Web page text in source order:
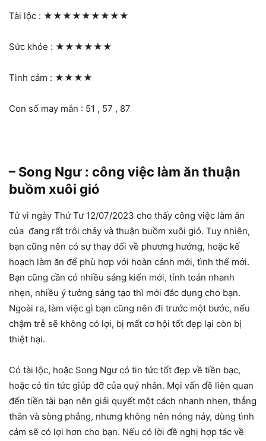
Tài lộc : ★★★★★★★★★
Sức khỏe : ★★★★★★
Tình cảm : ★★★★
Con số may mắn : 51 , 57 , 87
– Song Ngư : công việc làm ăn thuận
buồm xuôi gió
Tử vi ngày Thứ Tư 12/07/2023 cho thấy công việc làm ăn
của đang rất trôi chảy và thuận buồm xuôi gió. Tuy nhiên,
bạn cũng nên có sự thay đổi về phương hướng, hoặc kế
hoạch làm ăn để phù hợp với hoàn cảnh mới, tình thế mới.
Bạn cũng cần có nhiều sáng kiến mới, tính toán nhanh
nhẹn, nhiều ý tưởng sáng tạo thì mới đắc dụng cho bạn.
Ngoài ra, làm việc gì bạn cũng nên đi trước một bước, nếu
chậm trễ sẽ không có lợi, bị mất cơ hội tốt đẹp lại còn bị
thiệt hại.
Có tài lộc, hoặc Song Ngư có tin tức tốt đẹp về tiền bạc,
hoặc có tin tức giúp đỡ của quý nhân. Mọi vấn đề liên quan
đến tiền tài bạn nên giải quyết một cách nhanh nhẹn, thẳng
thắn và sòng phẳng, nhưng không nên nóng nảy, dùng tình
cảm sẽ có lợi hơn cho bạn. Nếu có lời đề nghị hợp tác về